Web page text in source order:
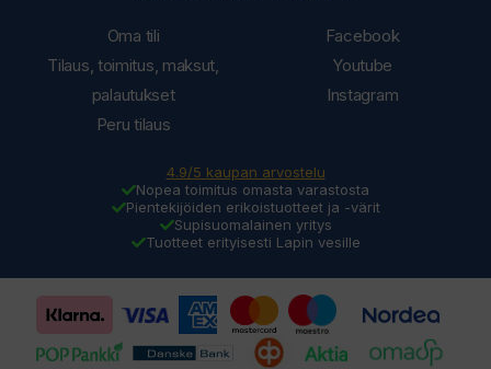
Oma tili
Tilaus, toimitus, maksut,
palautukset
Peru tilaus
Facebook
Youtube
Instagram
4.9/5 kaupan arvostelu
Nopea toimitus omasta varastosta
Pientekijöiden erikoistuotteet ja -värit
Supisuomalainen yritys
Tuotteet erityisesti Lapin vesille